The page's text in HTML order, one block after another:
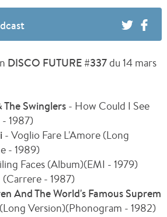
DISCO FUTURE #337 du 14 mars
The Swinglers - How Could I See
1987)
- Voglio Fare L'Amore (Long
- 1989)
Faces (Album)(EMI - 1979)
(Carrere - 1987)
And The World's Famous Suprem
Version)(Phonogram - 1982)